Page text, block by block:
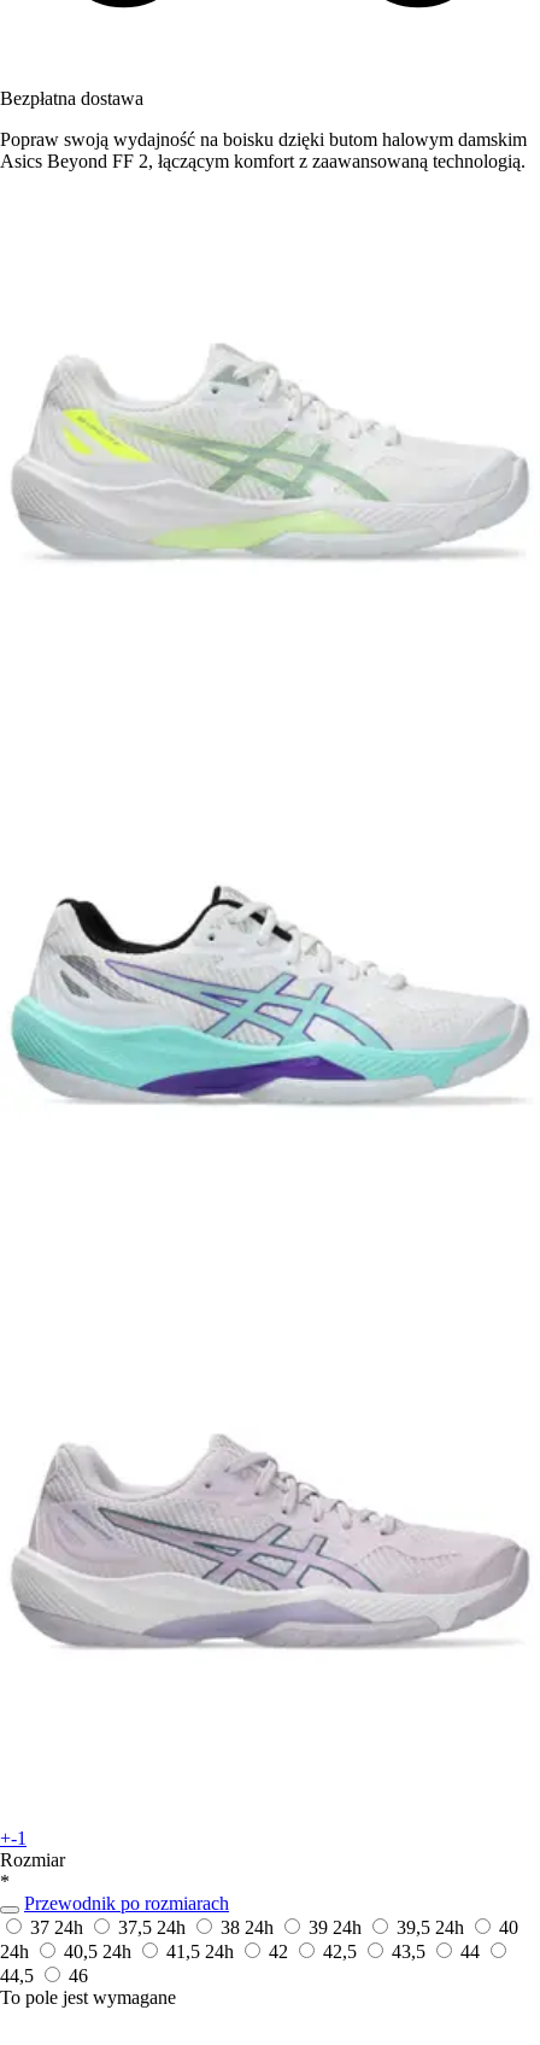
Bezpłatna dostawa
Popraw swoją wydajność na boisku dzięki butom halowym damskim
Asics Beyond FF 2, łączącym komfort z zaawansowaną technologią.
+-1
Rozmiar
*
Przewodnik po rozmiarach
37 24h 37,5 24h 38 24h 39 24h 39,5 24h
40
24h
40,5 24h 41,5 24h 42 42,5 43,5
44
44,5
46
To pole jest wymagane